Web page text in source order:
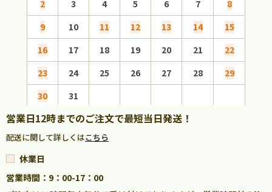
2
3 4 5 6 7
8
9
10 11 12 13 14
15
16
17 18 19 20 21
22
23
24 25 26 27 28
29
30
31
営業日12時までのご注文で最短当日発送！
配送に関して詳しくはこちら
休業日
営業時間：9：00-17：00